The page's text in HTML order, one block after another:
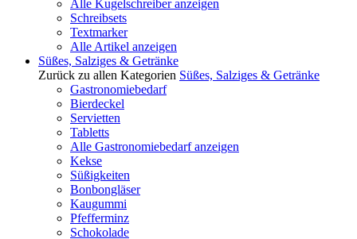
Alle Kugelschreiber anzeigen
Schreibsets
Textmarker
Alle Artikel anzeigen
Süßes, Salziges & Getränke
Zurück zu allen Kategorien Süßes, Salziges & Getränke
Gastronomiebedarf
Bierdeckel
Servietten
Tabletts
Alle Gastronomiebedarf anzeigen
Kekse
Süßigkeiten
Bonbongläser
Kaugummi
Pfefferminz
Schokolade